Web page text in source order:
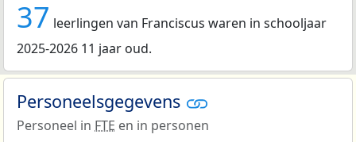
37 leerlingen van Franciscus waren in schooljaar
2025-2026 11 jaar oud.
Personeelsgegevens
Personeel in FTE en in personen